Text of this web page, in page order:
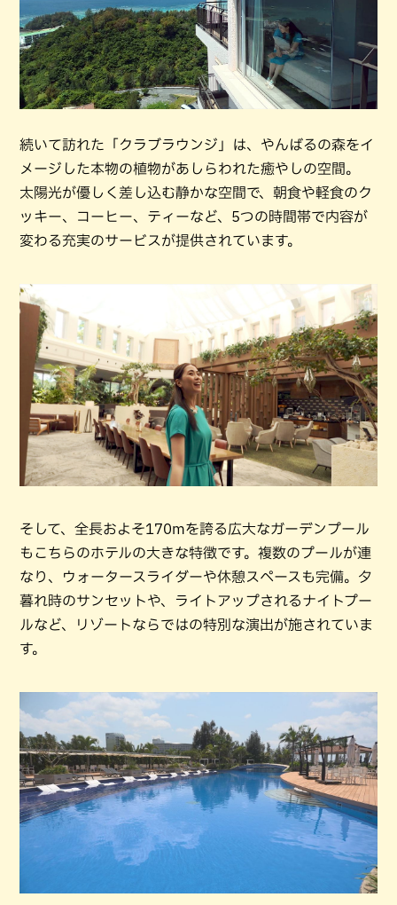
続いて訪れた「クラブラウンジ」は、やんばるの森をイ
メージした本物の植物があしらわれた癒やしの空間。
太陽光が優しく差し込む静かな空間で、朝食や軽食のク
ッキー、コーヒー、ティーなど、5つの時間帯で内容が
変わる充実のサービスが提供されています。
そして、全長およそ170mを誇る広大なガーデンプール
もこちらのホテルの大きな特徴です。複数のプールが連
なり、ウォータースライダーや休憩スペースも完備。夕
暮れ時のサンセットや、ライトアップされるナイトプー
ルなど、リゾートならではの特別な演出が施されていま
す。